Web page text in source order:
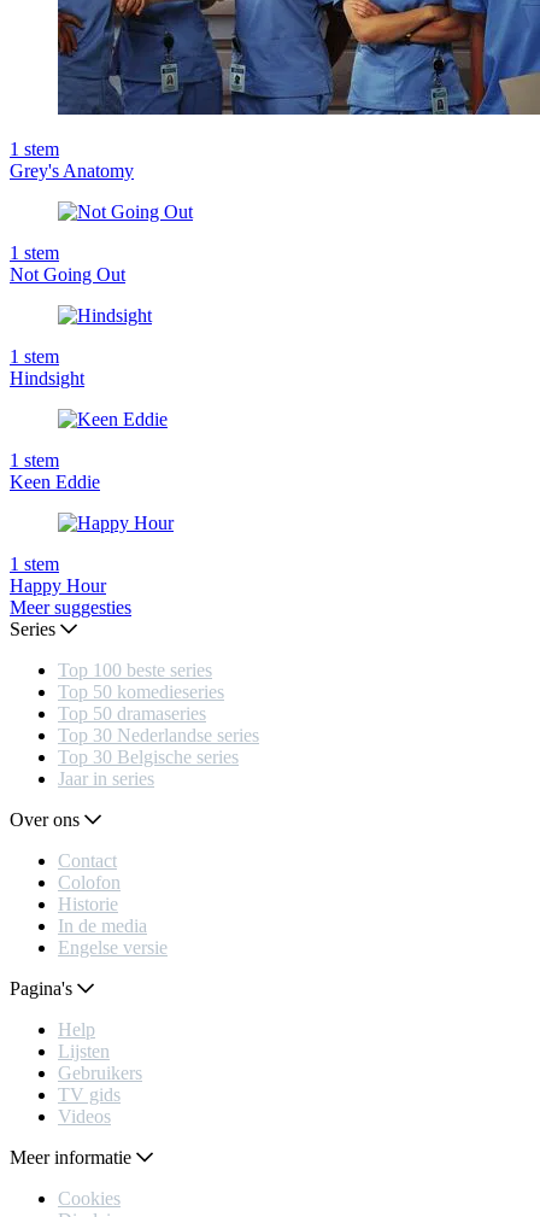
1 stem
Grey's Anatomy
1 stem
Not Going Out
1 stem
Hindsight
1 stem
Keen Eddie
1 stem
Happy Hour
Meer suggesties
Series
Top 100 beste series
Top 50 komedieseries
Top 50 dramaseries
Top 30 Nederlandse series
Top 30 Belgische series
Jaar in series
Over ons
Contact
Colofon
Historie
In de media
Engelse versie
Pagina's
Help
Lijsten
Gebruikers
TV gids
Videos
Meer informatie
Cookies